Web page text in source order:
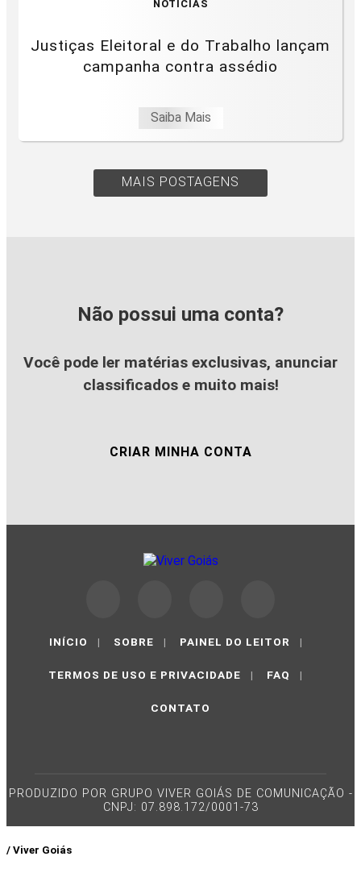
NOTICIAS
Justiças Eleitoral e do Trabalho lançam
campanha contra assédio
Saiba Mais
MAIS POSTAGENS
Não possui uma conta?
Você pode ler matérias exclusivas, anunciar
classificados e muito mais!
CRIAR MINHA CONTA
INÍCIO | SOBRE | PAINEL DO LEITOR |
TERMOS DE USO E PRIVACIDADE | FAQ |
CONTATO
PRODUZIDO POR GRUPO VIVER GOIÁS DE COMUNICAÇÃO -
CNPJ: 07.898.172/0001-73
/ Viver Goiás